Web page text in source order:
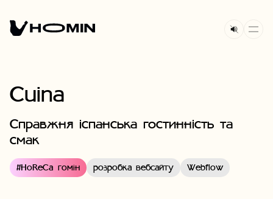
Cuina
Справжня іспанська гостинність та
смак
#HoReCa гомін розробка вебсайту Webflow